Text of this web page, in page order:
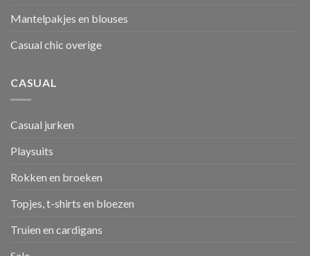
Mantelpakjes en blouses
Casual chic overige
CASUAL
Casual jurken
Playsuits
Rokken en broeken
Topjes, t-shirts en bloezen
Truien en cardigans